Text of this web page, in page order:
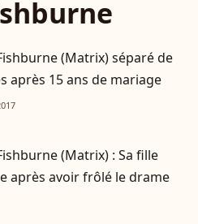
(Matrix) séparé de
après 15 ans de mariage
(Matrix) : Sa fille
après avoir frôlé le drame